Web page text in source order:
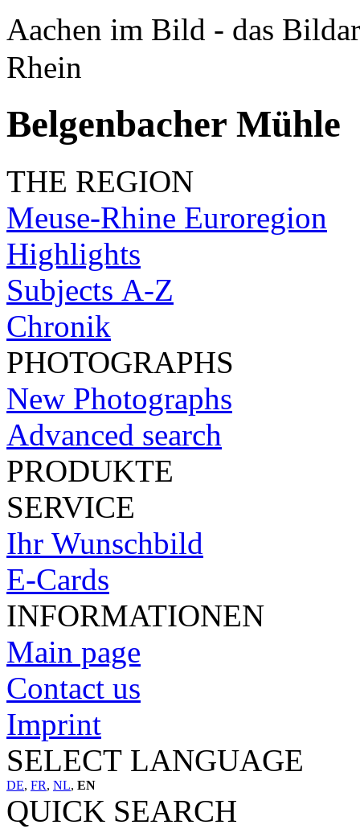
Aachen im Bild - das
Rhein
Belgenbacher Mühle
THE REGION
Meuse-Rhine Euroregion
Highlights
Subjects A-Z
Chronik
PHOTOGRAPHS
New Photographs
Advanced search
PRODUKTE
SERVICE
Ihr Wunschbild
E-Cards
INFORMATIONEN
Main page
Contact us
Imprint
SELECT LANGUAGE
DE, FR, NL, EN
QUICK SEARCH